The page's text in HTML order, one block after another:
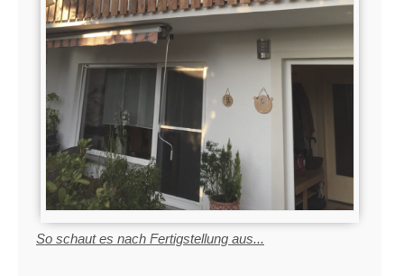
So schaut es nach Fertigstellung aus...